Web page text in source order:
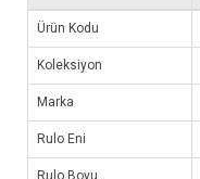
Ürün Kodu
Koleksiyon
Marka
Rulo Eni
Rulo Boyu